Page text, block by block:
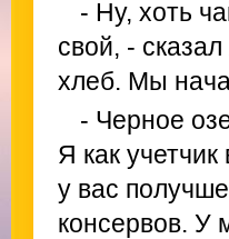
- Ну, хоть
свой, -
хлеб. Мы
- Черное
Я как
у вас
консервов. У